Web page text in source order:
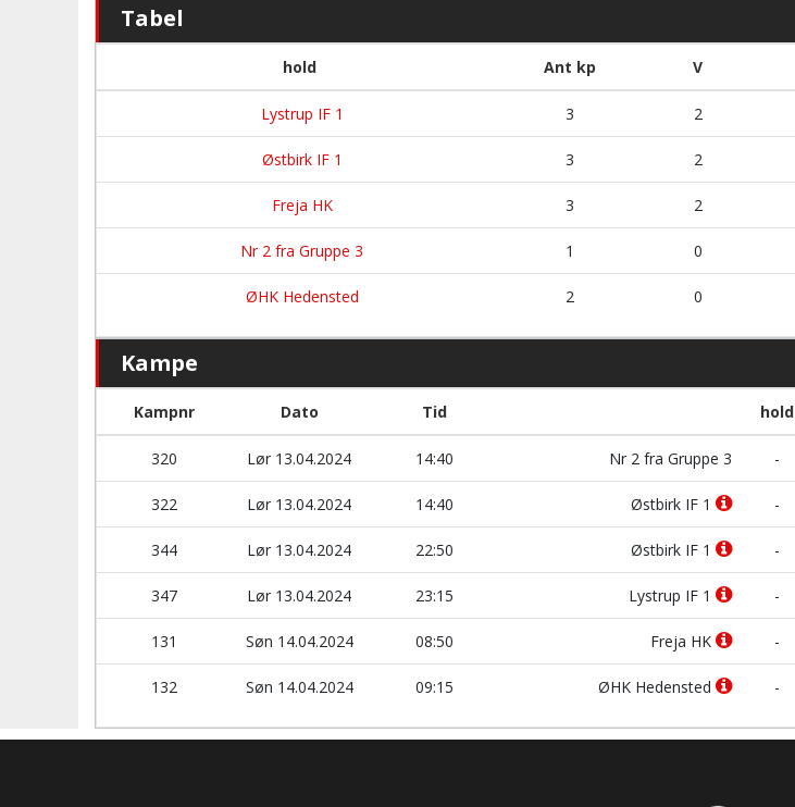
Tabel
hold Ant kp V
Lystrup IF 1 3 2
Østbirk IF 1 3 2
Freja HK 3 2
Nr 2 fra Gruppe 3 1 0
ØHK Hedensted 2 0
Kampe
Kampnr Dato Tid hold
320 Lør 13.04.2024 14:40 Nr 2 fra Gruppe 3 -
322 Lør 13.04.2024 14:40 Østbirk IF 1 -
344 Lør 13.04.2024 22:50 Østbirk IF 1 -
347 Lør 13.04.2024 23:15 Lystrup IF 1 -
131 Søn 14.04.2024 08:50 Freja HK -
132 Søn 14.04.2024 09:15 ØHK Hedensted -